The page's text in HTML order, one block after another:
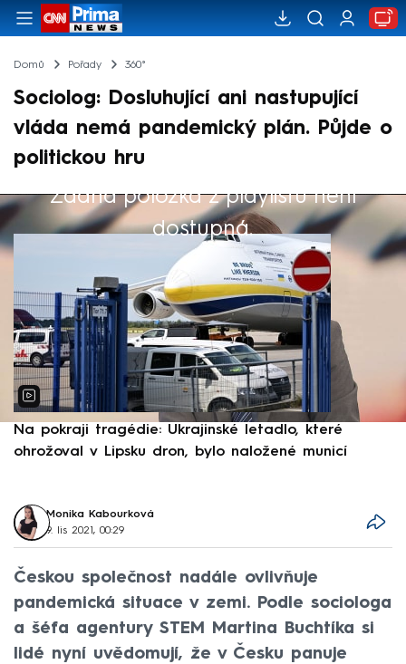
Domů Pořady 360°
Sociolog: Dosluhující ani nastupující
vláda nemá pandemický plán. Půjde o
politickou hru
Žádná položka z playlistu není
dostupná.
Výběr redakce
Na pokraji tragédie: Ukrajinské letadlo, které
ohrožoval v Lipsku dron, bylo naložené municí
Monika Kabourková
9. lis 2021, 00:29
Českou společnost nadále ovlivňuje
pandemická situace v zemi. Podle sociologa
a šéfa agentury STEM Martina Buchtíka si
lidé nyní uvědomují, že v Česku panuje